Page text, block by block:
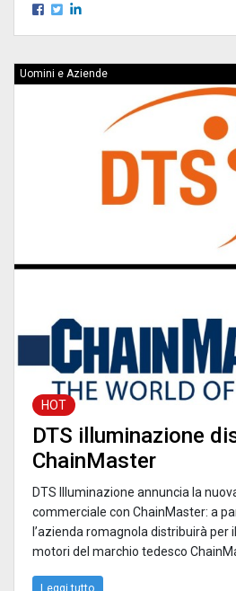
Uomini e Aziende
HOT
DTS illuminazione
ChainMaster
DTS Illuminazione annuncia la
commerciale con ChainMaster: a
l’azienda romagnola distribuirà per
motori del marchio tedesco
Leggi tutto